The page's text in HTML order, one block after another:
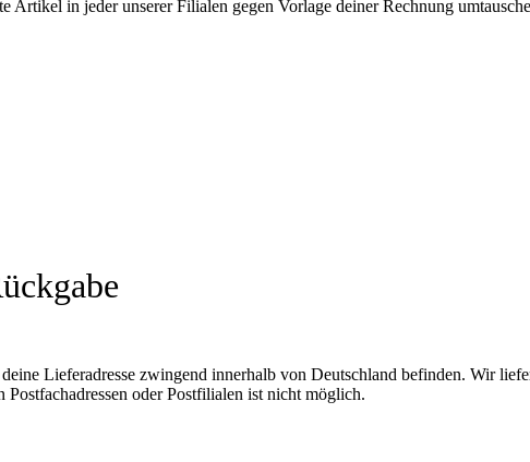
in jeder unserer Filialen gegen Vorlage deiner Rechnung
Lieferadresse zwingend innerhalb von Deutschland befinden. Wir
oder Postfilialen ist nicht möglich.